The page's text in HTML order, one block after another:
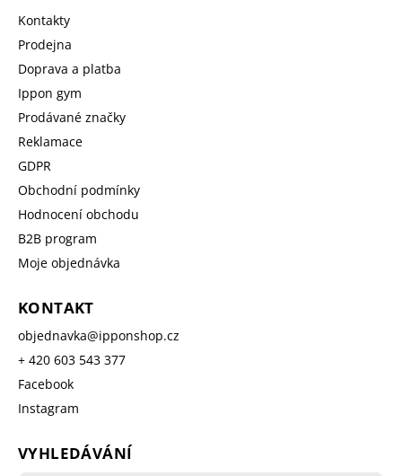
Kontakty
Prodejna
Doprava a platba
Ippon gym
Prodávané značky
Reklamace
GDPR
Obchodní podmínky
Hodnocení obchodu
B2B program
Moje objednávka
KONTAKT
objednavka@ipponshop.cz
+ 420 603 543 377
Facebook
Instagram
VYHLEDÁVÁNÍ